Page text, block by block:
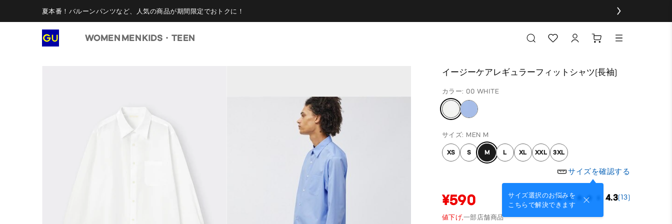
夏本番！バルーンパンツなど、人気の商品が期間限定でおトクに！
WOMEN MENKIDS・TEEN
イージーケアレギュラーフィットシャツ(長袖)
カラー: 00 WHITE
サイズ: MEN M
XS S M L XL XXL 3XL
サイズを確認する
サイズ選択のお悩みを
こちらで解決できます
¥590 4.3(13)
値下げ,一部店舗商品